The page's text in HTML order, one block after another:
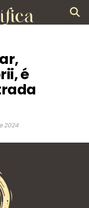
é
2024